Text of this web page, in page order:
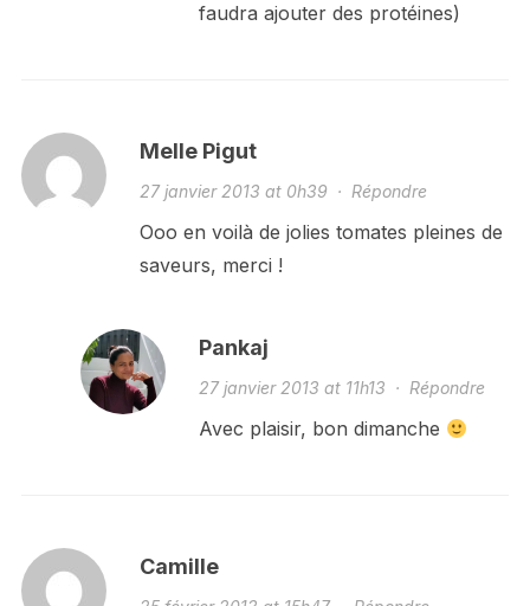
faudra ajouter des protéines)
Melle Pigut
27 janvier 2013 at 0h39 · Répondre
Ooo en voilà de jolies tomates pleines de
saveurs, merci !
Pankaj
27 janvier 2013 at 11h13 · Répondre
Avec plaisir, bon dimanche
Camille